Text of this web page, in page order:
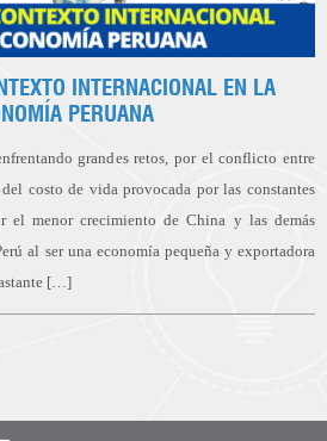
INTERNACIONAL EN LA
PERUANA
grandes retos, por el conflicto entre
costo de vida provocada por las constantes
el menor crecimiento de China y las demás
al ser una economía pequeña y exportadora
[…]